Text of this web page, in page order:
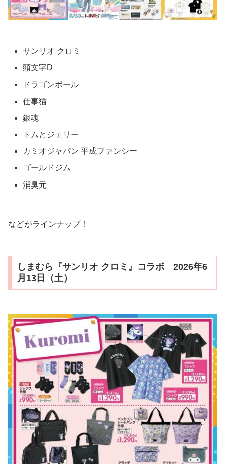
サンリオ クロミ
頭文字D
ドラゴンボール
仕事猫
銀魂
トムとジェリー
カミオジャパン 平成ファンシー
ゴールドジム
消臭元
などがラインナップ！
しまむら『サンリオ クロミ』コラボ 2026年6
月13日（土）